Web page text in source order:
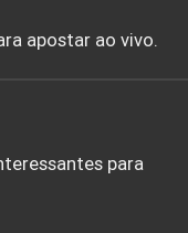
apostar ao vivo.
para